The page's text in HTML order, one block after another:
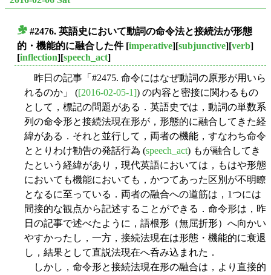
#2476. 英語史において動詞の命令法と接続法が形態
的・機能的に融合した件[imperative][subjunctive][verb]
[inflection][speech_act]
昨日の記事「#2475. 命令にはなぜ動詞の原形が用いら
れるのか」 ([2016-02-05-1]) の内容と密接に関わるもの
として，標記の問題がある．英語史では，動詞の単数系
列の命令形と接続法現在形が，形態的に融合してきた経
緯がある．それと並行して，両者の機能，すなわち命令
ととりわけ勧告の発話行為 (speech_act) もが融合してき
たという経緯があり，現代英語においては，もはや形態
においても機能においても，かつてあった区別が不明瞭
となるに至っている．両者の融合への道筋は，1つには
間接的な観点から記述することができる．命令形は，昨
日の記事で述べたように，語根形（無屈折形）へ向かい
やすかったし，一方，接続法現在は形態・機能的に衰退
し，結果として直説法現在へ呑み込まれた．
しかし，命令形と接続法現在形の融合は，より直接的